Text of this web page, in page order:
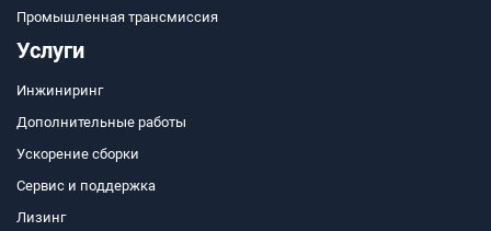
Промышленная трансмиссия
Услуги
Инжиниринг
Дополнительные работы
Ускорение сборки
Сервис и поддержка
Лизинг